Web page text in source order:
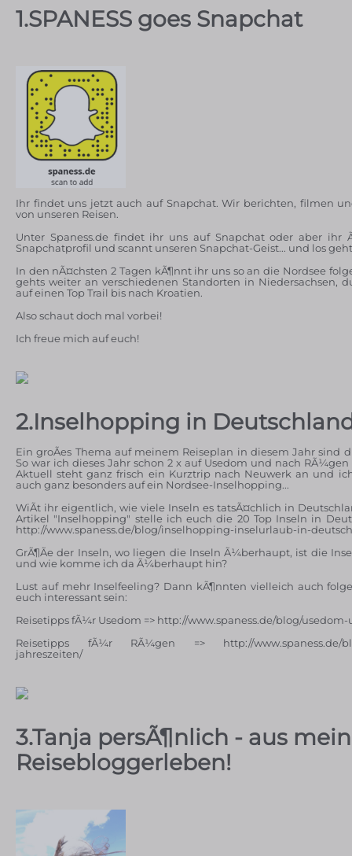
1.SPANESS goes Snapchat
Ihr findet uns jetzt auch auf Snapchat. Wir berichten, filmen
von unseren Reisen.
Unter Spaness.de findet ihr uns auf Snapchat oder aber ihr
Snapchatprofil und scannt unseren Snapchat-Geist... und los
In den nÃ¤chsten 2 Tagen kÃ¶nnt ihr uns so an die Nordsee
gehts weiter an verschiedenen Standorten in Niedersachsen,
auf einen Top Trail bis nach Kroatien.
Also schaut doch mal vorbei!
Ich freue mich auf euch!
2.Inselhopping in
Ein groÃes Thema auf meinem Reiseplan in diesem Jahr sind
So war ich dieses Jahr schon 2 x auf Usedom und nach
Aktuell steht ganz frisch ein Kurztrip nach Neuwerk an und
auch ganz besonders auf ein Nordsee-Inselhopping...
WiÃt ihr eigentlich, wie viele Inseln es tatsÃ¤chlich in
Artikel "Inselhopping" stelle ich euch die 20 Top Inseln in
http://www.spaness.de/blog/inselhopping-inselurlaub-in-
GrÃ¶Ãe der Inseln, wo liegen die Inseln Ã¼berhaupt, ist die
und wie komme ich da Ã¼berhaupt hin?
Lust auf mehr Inselfeeling? Dann kÃ¶nnten vielleich auch
euch interessant sein:
Reisetipps fÃ¼r Usedom => http://www.spaness.de/blog/
Reisetipps fÃ¼r RÃ¼gen => http://www.spaness.de/
jahreszeiten/
3.Tanja persÃ¶nlich - aus
Reisebloggerleben!